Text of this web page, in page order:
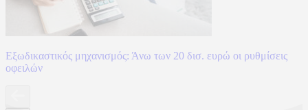
Εξωδικαστικός μηχανισμός: Άνω των 20 δισ. ευρώ οι ρυθμίσεις
οφειλών